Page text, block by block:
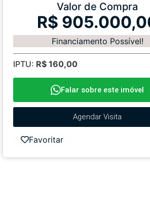
Valor de Compra
R$
Financiamento Possível!
IPTU: R$ 160,00
Falar sobre este imóvel
Agendar Visita
Favoritar